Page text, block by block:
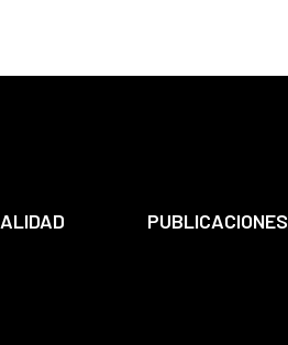
PUBLICACIONES